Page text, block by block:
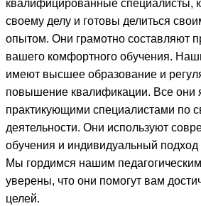
квалифицированные специалисты,
своему делу и готовы делиться
опытом. Они грамотно составляют
вашего комфортного обучения.
имеют высшее образование и
повышение квалификации. Все они
практикующими специалистами по
деятельности. Они используют
обучения и индивидуальный подход
Мы гордимся нашим
уверены, что они помогут вам
целей.